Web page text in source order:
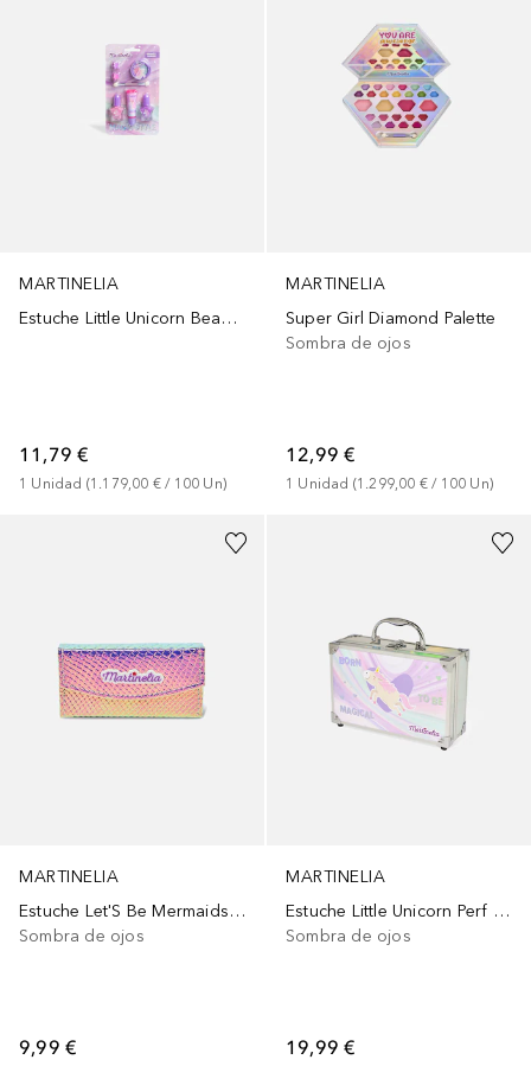
MARTINELIA
Estuche Little Unicorn Beauty Basics
11,79 €
1 Unidad (1.179,00 € / 100 Un)
MARTINELIA
Super Girl Diamond Palette
Sombra de ojos
12,99 €
1 Unidad (1.299,00 € / 100 Un)
MARTINELIA
Estuche Let'S Be Mermaids Wallet
Sombra de ojos
9,99 €
MARTINELIA
Estuche Little Unicorn Perf Traveller Glitter
Sombra de ojos
19,99 €